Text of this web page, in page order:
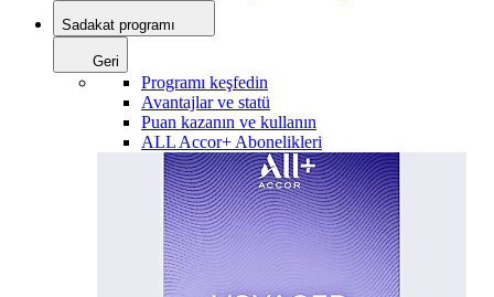
Sadakat programı
Geri
Programı keşfedin
Avantajlar ve statü
Puan kazanın ve kullanın
ALL Accor+ Abonelikleri